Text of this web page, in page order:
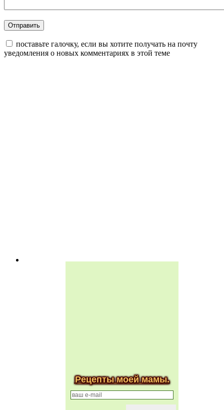
поставьте галочку, если вы хотите получать на почту
уведомления о новых комментариях в этой теме
Рецепты моей мамы.